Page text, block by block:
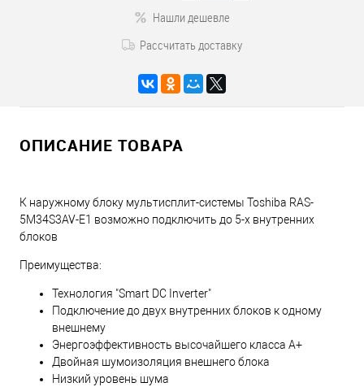
Нашли дешевле
Рассчитать доставку
ОПИСАНИЕ ТОВАРА
К наружному блоку мультисплит-системы Toshiba RAS-
5M34S3AV-E1 возможно подключить до 5-х внутренних
блоков
Преимущества:
Технология "Smart DC Inverter"
Подключение до двух внутренних блоков к одному
внешнему
Энергоэффективность высочайшего класса А+
Двойная шумоизоляция внешнего блока
Низкий уровень шума